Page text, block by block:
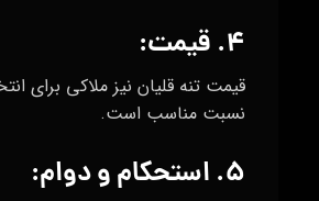
۴. قیمت:
قیمت تنه قلیان نیز ملاکی
نسبت مناسب است.
۵. استحکام و دوام: